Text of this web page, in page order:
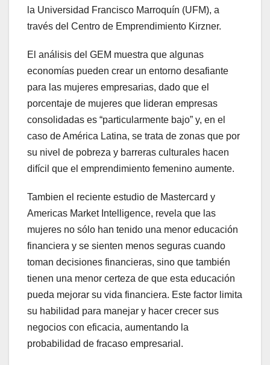
la Universidad Francisco Marroquín (UFM), a
través del Centro de Emprendimiento Kirzner.
El análisis del GEM muestra que algunas
economías pueden crear un entorno desafiante
para las mujeres empresarias, dado que el
porcentaje de mujeres que lideran empresas
consolidadas es “particularmente bajo” y, en el
caso de América Latina, se trata de zonas que por
su nivel de pobreza y barreras culturales hacen
difícil que el emprendimiento femenino aumente.
Tambien el reciente estudio de Mastercard y
Americas Market Intelligence, revela que las
mujeres no sólo han tenido una menor educación
financiera y se sienten menos seguras cuando
toman decisiones financieras, sino que también
tienen una menor certeza de que esta educación
pueda mejorar su vida financiera. Este factor limita
su habilidad para manejar y hacer crecer sus
negocios con eficacia, aumentando la
probabilidad de fracaso empresarial.